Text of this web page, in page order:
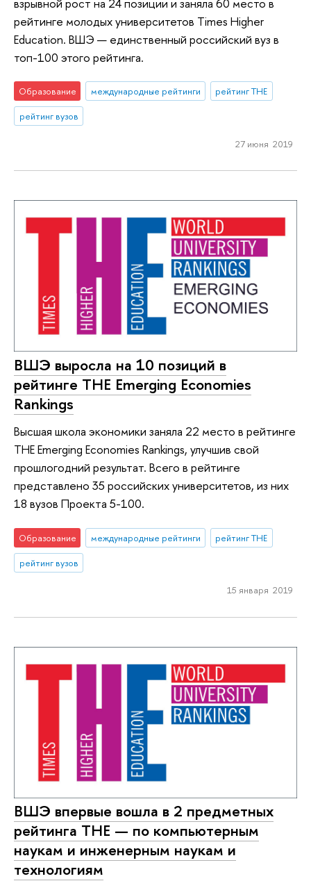
рейтинге молодых университетов Times Higher
Education. ВШЭ — единственный российский вуз в
топ-100 этого рейтинга.
Образование международные рейтинги
рейтинг THE
рейтинг вузов
27 июня 2019
ВШЭ выросла на 10 позиций в
рейтинге THE Emerging Economies
Rankings
Высшая школа экономики заняла 22 место в рейтинге
THE Emerging Economies Rankings, улучшив свой
прошлогодний результат. Всего в рейтинге
представлено 35 российских университетов, из них
18 вузов Проекта 5-100.
Образование международные рейтинги
рейтинг THE
рейтинг вузов
15 января 2019
ВШЭ впервые вошла в 2 предметных
рейтинга ТНЕ — по компьютерным
наукам и инженерным наукам и
технологиям